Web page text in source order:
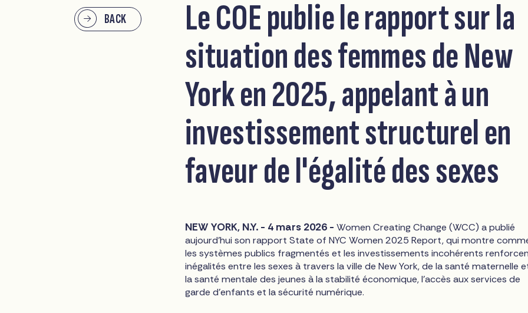
BACK
Le COE publie le rapport sur la
situation des femmes de New
York en 2025, appelant à un
investissement structurel en
faveur de l'égalité des sexes
NEW YORK, N.Y. - 4 mars 2026 - Women Creating Change (WCC) a publié
aujourd'hui son rapport State of NYC Women 2025 Report, qui montre
les systèmes publics fragmentés et les investissements incohérents
inégalités entre les sexes à travers la ville de New York, de la santé maternelle
la santé mentale des jeunes à la stabilité économique, l'accès aux services de
garde d'enfants et la sécurité numérique.